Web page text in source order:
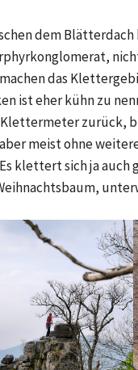
dem
das
ist eher kühn zu
zurück,
meist ohne
klettert sich ja auch